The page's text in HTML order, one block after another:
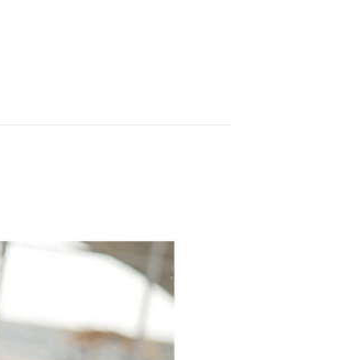
此簡訊中的連結，可透過四大超商
款，方視為交易完成。
之訂單仍視為有效，需透過AFTEE
」之結帳頁面顯示為準，若有關於
相關疑問，請聯繫「AFTEE先享後
support/home
免運費
免運費
免運費